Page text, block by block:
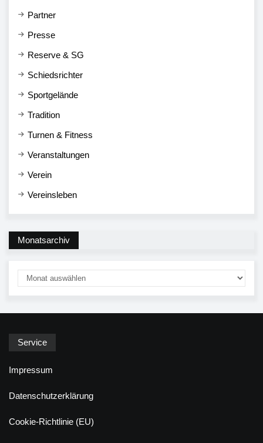
Partner
Presse
Reserve & SG
Schiedsrichter
Sportgelände
Tradition
Turnen & Fitness
Veranstaltungen
Verein
Vereinsleben
Monatsarchiv
Service
Impressum
Datenschutzerklärung
Cookie-Richtlinie (EU)